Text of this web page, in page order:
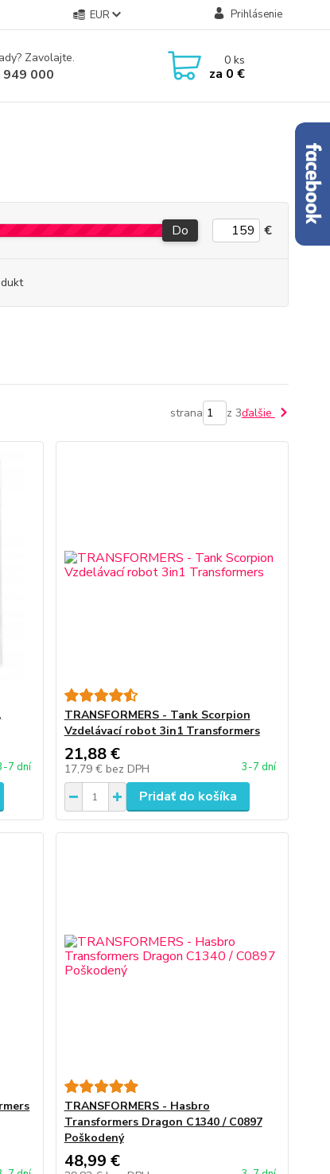
EUR Prihlásenie
Zavolajte.
000
0ks
za 0 €
Do €
strana z 3ďalšie
7 dní
TRANSFORMERS - Tank Scorpion
Vzdelávací robot 3in1 Transformers
21,88 €
17,79 € bez DPH 3-7 dní
Pridať do košíka
TRANSFORMERS - Hasbro
Transformers Dragon C1340 / C0897
Poškodený
48,99 €